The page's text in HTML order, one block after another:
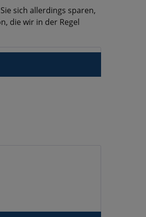
sich allerdings sparen,
die wir in der Regel